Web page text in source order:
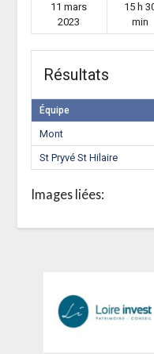
11 mars
2023
15 h
min
Résultats
Équipe
Mont
St Pryvé St Hilaire
Images liées: